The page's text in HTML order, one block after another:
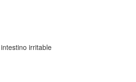
irritable